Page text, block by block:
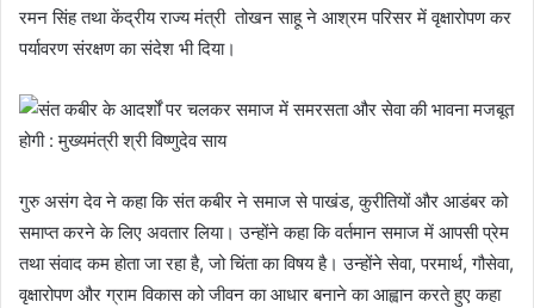
रमन सिंह तथा केंद्रीय राज्य मंत्री तोखन साहू ने आश्रम परिसर में वृक्षारोपण कर
पर्यावरण संरक्षण का संदेश भी दिया।
गुरु असंग देव ने कहा कि संत कबीर ने समाज से पाखंड, कुरीतियों और आडंबर को
समाप्त करने के लिए अवतार लिया। उन्होंने कहा कि वर्तमान समाज में आपसी प्रेम
तथा संवाद कम होता जा रहा है, जो चिंता का विषय है। उन्होंने सेवा, परमार्थ, गौसेवा,
वृक्षारोपण और ग्राम विकास को जीवन का आधार बनाने का आह्वान करते हुए कहा